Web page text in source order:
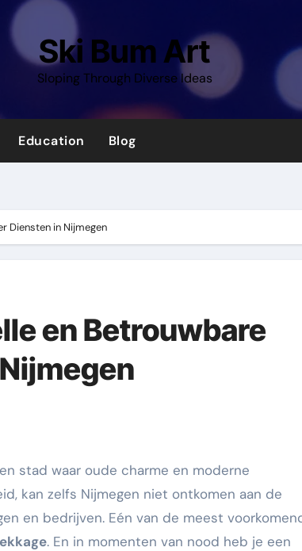
Ski Bum Art
Sloping Through Diverse Ideas
Education Blog
Diensten in Nijmegen
en Betrouwbare
kan zelfs Nijmegen niet ontkomen aan de
en bedrijven. Eén van de meest
. En in momenten van nood heb je een